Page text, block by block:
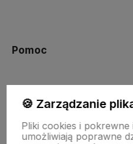
Pomoc
Płatności i dostawa
🍪 Zarządzanie
Pliki cookies i pokrewne
umożliwiają poprawne